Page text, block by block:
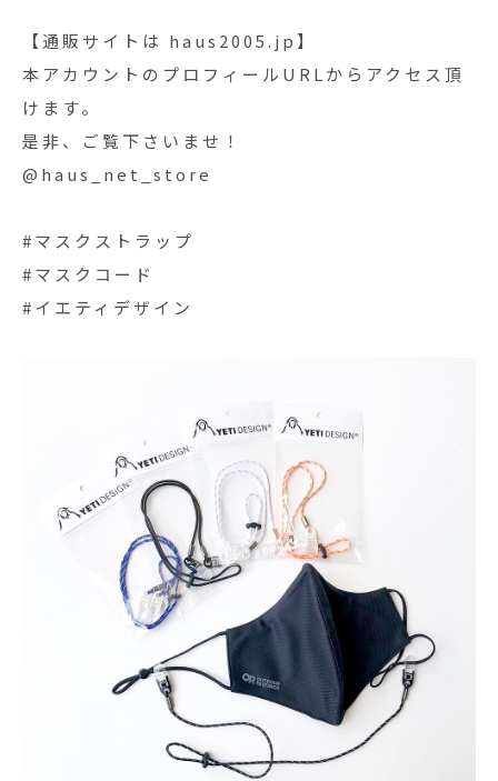
【通販サイトは haus2005.jp】
本アカウントのプロフィールURLからアクセス頂
けます。
是非、ご覧下さいませ！
@haus_net_store
#マスクストラップ
#マスクコード
#イエティデザイン